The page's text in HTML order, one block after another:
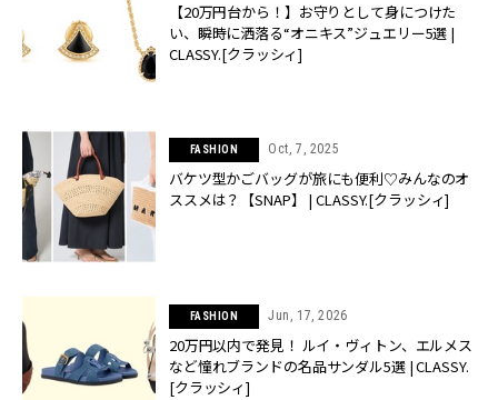
【20万円台から！】お守りとして身につけた
い、瞬時に洒落る“オニキス”ジュエリー5選 |
CLASSY.[クラッシィ]
FASHION Oct, 7, 2025
バケツ型かごバッグが旅にも便利♡みんなのオ
ススメは？【SNAP】 | CLASSY.[クラッシィ]
FASHION Jun, 17, 2026
20万円以内で発見！ ルイ・ヴィトン、エルメス
など憧れブランドの名品サンダル5選 | CLASSY.
[クラッシィ]